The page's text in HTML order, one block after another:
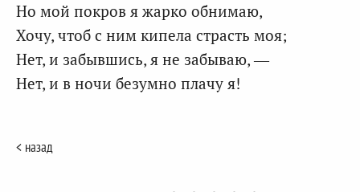
Но мой покров я жарко обнимаю,
Хочу, чтоб с ним кипела страсть моя;
Нет, и забывшись, я не забываю, —
Нет, и в ночи безумно плачу я!
< назад